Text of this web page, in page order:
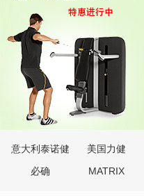
意大利泰诺健
美国力健
必确
MATRIX